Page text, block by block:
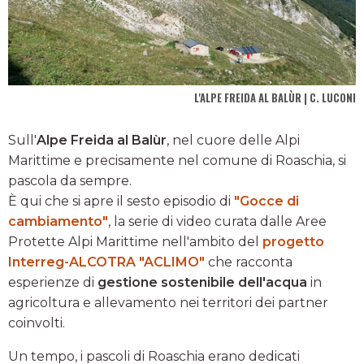
L'ALPE FREIDA AL BALÙR | C. LUCONI
Sull'Alpe Freida al Balùr, nel cuore delle Alpi
Marittime e precisamente nel comune di Roaschia, si
pascola da sempre.
È qui che si apre il sesto episodio di "Gocce di
cambiamento", la serie di video curata dalle Aree
Protette Alpi Marittime nell'ambito del progetto
Interreg-ALCOTRA "ACLIMO" che racconta
esperienze di gestione sostenibile dell'acqua in
agricoltura e allevamento nei territori dei partner
coinvolti.
Un tempo, i pascoli di Roaschia erano dedicati